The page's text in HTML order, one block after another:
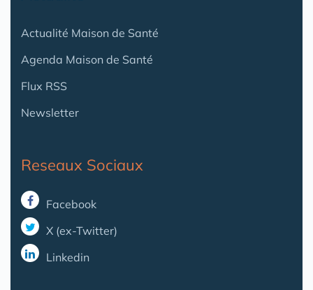
Actualité Maison de Santé
Agenda Maison de Santé
Flux RSS
Newsletter
Reseaux Sociaux
Facebook
X (ex-Twitter)
Linkedin